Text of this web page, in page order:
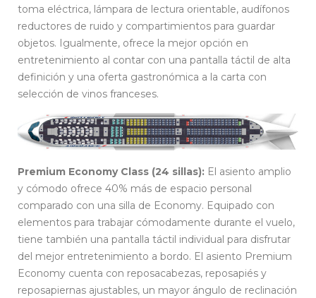
toma eléctrica, lámpara de lectura orientable, audífonos
reductores de ruido y compartimientos para guardar
objetos. Igualmente, ofrece la mejor opción en
entretenimiento al contar con una pantalla táctil de alta
definición y una oferta gastronómica a la carta con
selección de vinos franceses.
Premium Economy Class (24 sillas): El asiento amplio
y cómodo ofrece 40% más de espacio personal
comparado con una silla de Economy. Equipado con
elementos para trabajar cómodamente durante el vuelo,
tiene también una pantalla táctil individual para disfrutar
del mejor entretenimiento a bordo. El asiento Premium
Economy cuenta con reposacabezas, reposapiés y
reposapiernas ajustables, un mayor ángulo de reclinación